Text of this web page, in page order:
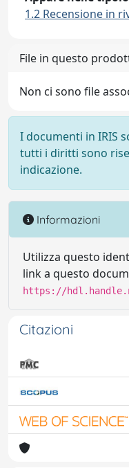
1.2 Recensione in
File in questo
Non ci sono file
I documenti in IRIS
tutti i diritti sono
indicazione.
Informazioni
Utilizza questo
link a questo
https://
Citazioni